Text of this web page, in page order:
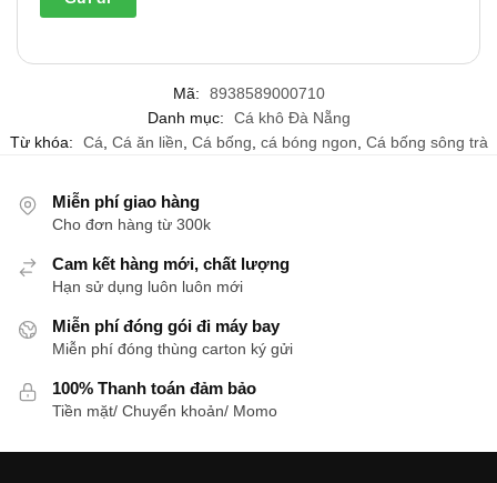
Mã:
8938589000710
Danh mục:
Cá khô Đà Nẵng
Từ khóa:
Cá Cá ăn liền Cá bống cá bóng ngon Cá bống sông trà
Miễn phí giao hàng
Cho đơn hàng từ 300k
Cam kết hàng mới, chất lượng
Hạn sử dụng luôn luôn mới
Miễn phí đóng gói đi máy bay
Miễn phí đóng thùng carton ký gửi
100% Thanh toán đảm bảo
Tiền mặt/ Chuyển khoản/ Momo